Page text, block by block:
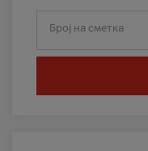
Број на сметка